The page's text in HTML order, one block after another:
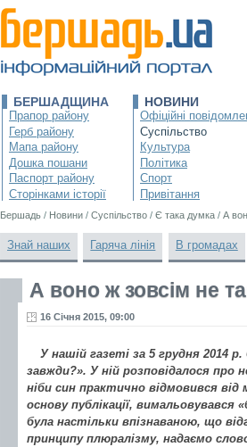
БЕРШАДЩИНА
Прапор району
Герб району
Мапа району
Дошка пошани
Паспорт району
Сторінками історії
НОВИНИ
Офіційні
Суспільство
Культура
Політика
Спорт
Привітання
Бершадь / Новини / Суспільство / Є така думка / А
Знай наших Гаряча лінія В громадах
А воно ж зовсім не
16 Січня 2015, 09:00
У нашій газеті за 5 грудня 2014
завжди?». У ній розповідалося про
ніби син практично відмовився від
основу публікації, вимальовувався
була настільки впізнаваною, що
принципу плюралізму, надаємо